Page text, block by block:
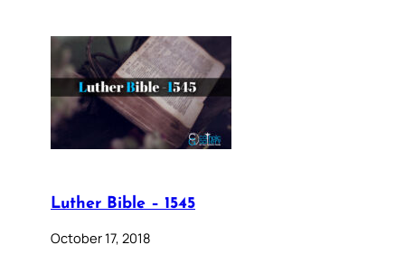
Luther Bible – 1545
October 17, 2018